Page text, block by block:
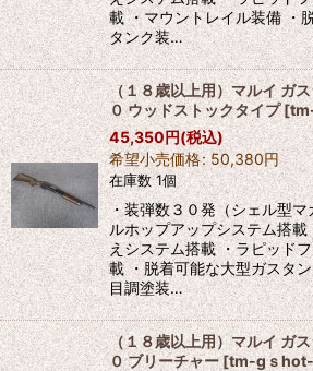
載 ・マウントレイル装備 ・
タンク装…
（１８歳以上用）マルイ ガ
０ ウッドストックタイプ [
45,350円(税込)
希望小売価格: 50,380円
在庫数 1個
・装弾数３０発（シェル型
ルホップアップシステム搭
えシステム搭載 ・ラピッド
載 ・脱着可能な大型ガスタ
目調塗装…
（１８歳以上用）マルイ ガ
０ ブリーチャー [tm-gｓ